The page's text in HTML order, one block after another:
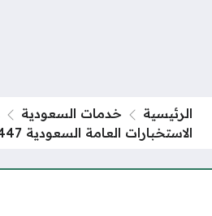
الرئيسية خدمات السعودية
الاستخبارات العامة السعودية 1447؟